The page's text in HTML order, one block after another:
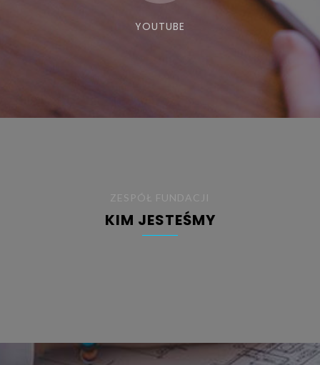
YOUTUBE
ZESPÓŁ FUNDACJI
KIM JESTEŚMY